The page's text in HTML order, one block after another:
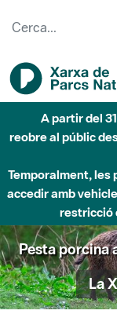
A partir del
reobre al públic
Temporalment, les
accedir amb
restricció
Pesta porcina
La